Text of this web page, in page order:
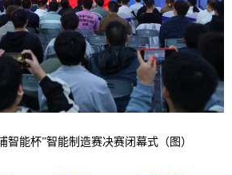
智能杯”智能制造赛决赛闭幕式（图）